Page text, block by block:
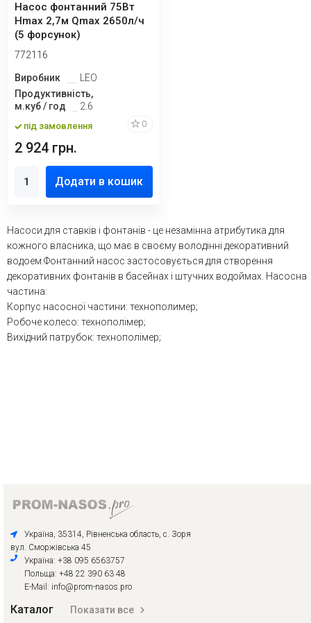
Насос фонтанний 75Вт
Hmax 2,7м Qmax 2650л/ч
(5 форсунок)
772116
Виробник
LEO
Продуктивність,
м.куб / год
2.6
під замовлення 0
2 924 грн.
Додати в кошик
Насоси для ставків і фонтанів - це незамінна атрибутика для
кожного власника, що має в своєму володінні декоративний
водоем.Фонтанний насос застосовується для створення
декоративних фонтанів в басейнах і штучних водоймах. Насосна
частина:
Корпус насосної частини: технополимер;
Робоче колесо: технополімер;
Вихідний патрубок: технополімер;
Україна, 35314, Рівненська область, с. Зоря
вул. Сморжівська 45
Україна: +38 095 6563757
Польща: +48 22 390 63 48
E-Mail: info@prom-nasos.pro
Каталог Показати все